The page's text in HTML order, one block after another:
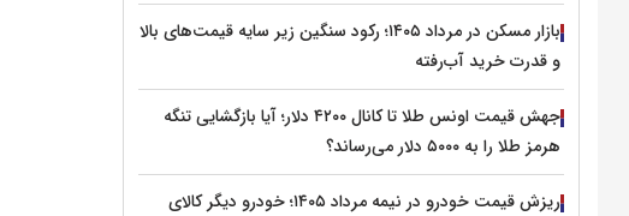
بازار مسکن در مرداد ۱۴۰۵؛ رکود سنگین زیر سایه قیمت‌های بالا
و قدرت خرید آب‌رفته
جهش قیمت اونس طلا تا کانال ۴۲۰۰ دلار؛ آیا بازگشایی تنگه
هرمز طلا را به ۵۰۰۰ دلار می‌رساند؟
ریزش قیمت خودرو در نیمه مرداد ۱۴۰۵؛ خودرو دیگر کالای